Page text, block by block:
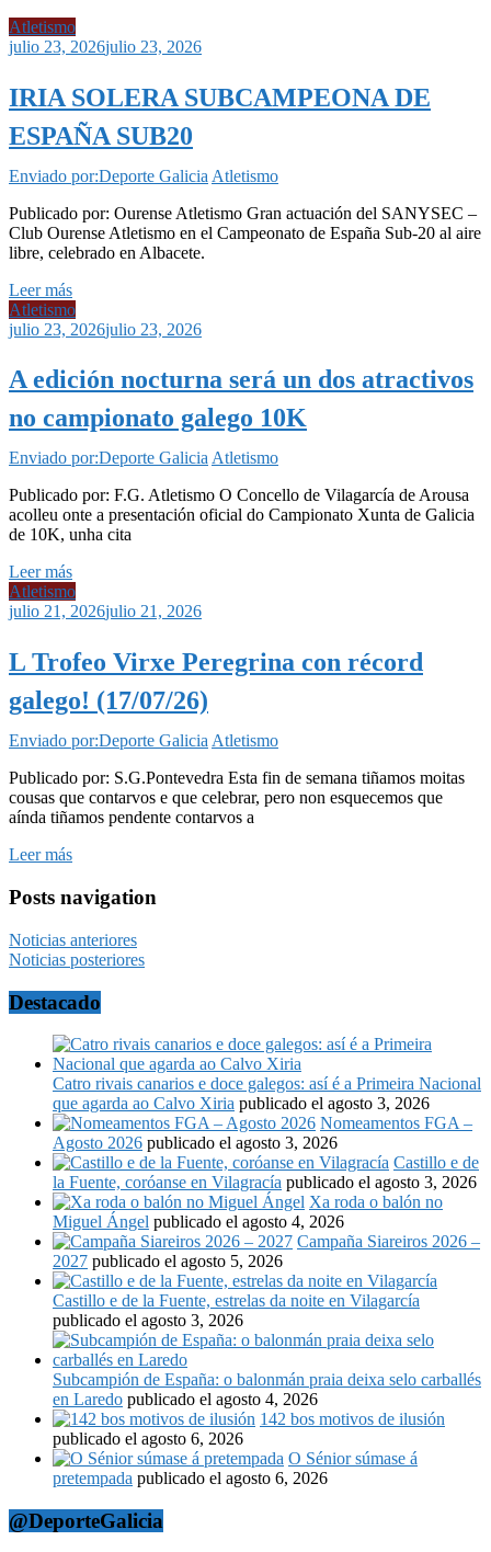
Atletismo
julio 23, 2026julio 23, 2026
IRIA SOLERA SUBCAMPEONA DE
ESPAÑA SUB20
Enviado por:Deporte Galicia Atletismo
Publicado por: Ourense Atletismo Gran actuación del SANYSEC –
Club Ourense Atletismo en el Campeonato de España Sub-20 al aire
libre, celebrado en Albacete.
Leer más
Atletismo
julio 23, 2026julio 23, 2026
A edición nocturna será un dos atractivos
no campionato galego 10K
Enviado por:Deporte GaliciaAtletismo
Publicado por: F.G. Atletismo O Concello de Vilagarcía de Arousa
acolleu onte a presentación oficial do Campionato Xunta de Galicia
de 10K, unha cita
Leer más
Atletismo
julio 21, 2026julio 21, 2026
L Trofeo Virxe Peregrina con récord
galego! (17/07/26)
Enviado por:Deporte Galicia Atletismo
Publicado por: S.G.Pontevedra Esta fin de semana tiñamos moitas
cousas que contarvos e que celebrar, pero non esquecemos que
aínda tiñamos pendente contarvos a
Leer más
Posts navigation
Noticias anteriores
Noticias posteriores
Destacado
Catro rivais canarios e doce galegos: así é a Primeira Nacional
que agarda ao Calvo Xiria publicado el agosto 3, 2026
Nomeamentos FGA –
Agosto 2026 publicado el agosto 3, 2026
Castillo e de
la Fuente, coróanse en Vilagracía publicado el agosto 3, 2026
Xa roda o balón no
Miguel Ángel publicado el agosto 4, 2026
Campaña Siareiros 2026 –
2027 publicado el agosto 5, 2026
Castillo e de la Fuente, estrelas da noite en Vilagarcía
publicado el agosto 3, 2026
Subcampión de España: o balonmán praia deixa selo carballés
en Laredo publicado el agosto 4, 2026
142 bos motivos de ilusión
publicado el agosto 6, 2026
O Sénior súmase á
pretempada publicado el agosto 6, 2026
@DeporteGalicia